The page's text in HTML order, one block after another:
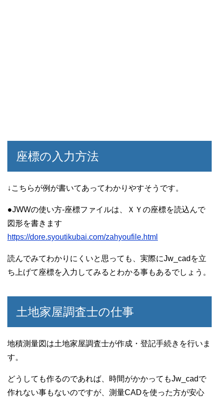
座標の入力方法
↓こちらが例が書いてあってわかりやすそうです。
●JWWの使い方-座標ファイルは、ＸＹの座標を読込んで
図形を書きます
https://dore.syoutikubai.com/zahyoufile.html
読んでみてわかりにくいと思っても、実際にJw_cadを立
ち上げて座標を入力してみるとわかる事もあるでしょう。
土地家屋調査士の仕事
地積測量図は土地家屋調査士が作成・登記手続きを行いま
す。
どうしても作るのであれば、時間がかかってもJw_cadで
作れない事もないのですが、測量CADを使った方が安心